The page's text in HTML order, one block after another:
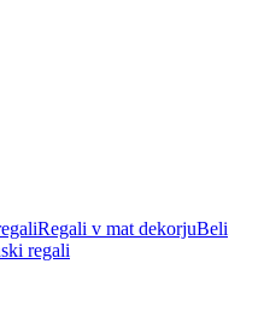
Regali v mat dekorjuBeli
regali